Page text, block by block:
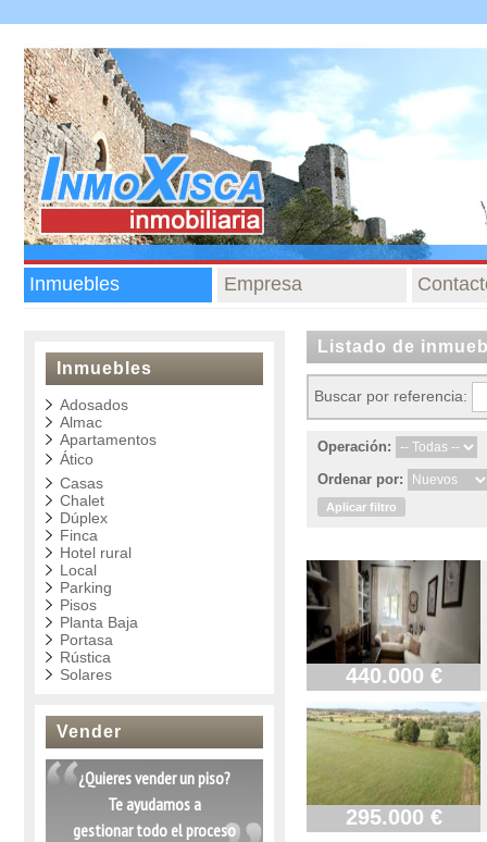
Inmuebles Empresa
Inmuebles
Adosados
Almac
Apartamentos
Ático
Casas
Chalet
Dúplex
Finca
Hotel rural
Local
Parking
Pisos
Planta Baja
Portasa
Rústica
Solares
Vender
¿Quieres vender un piso?
Te ayudamos a
gestionar todo el proceso
Listado de
Buscar por referencia:
Operación:
Ordenar por:
Aplicar filtro
440.000 €
295.000 €